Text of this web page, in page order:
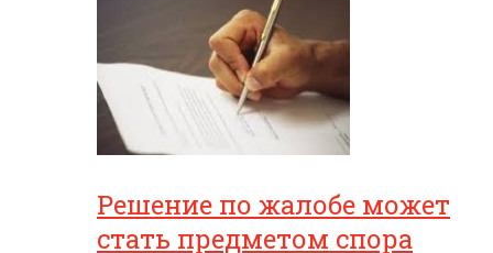
Решение по жалобе может
стать предметом спора